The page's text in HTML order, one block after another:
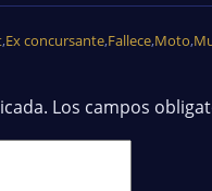
,Ex concursante,Fallece,Moto,
Los campos